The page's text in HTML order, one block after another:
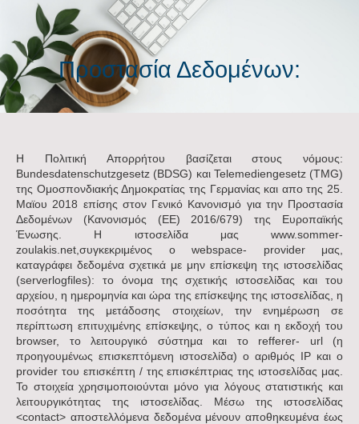
Προστασία Δεδομένων:
H Πολιτική Aπορρήτου βασίζεται στους νόμους:
Bundesdatenschutzgesetz (BDSG) και Telemediengesetz (TMG)
της Ομοσπονδιακής Δημοκρατίας της Γερμανίας και απο της 25.
Μαϊου 2018 επίσης στον Γενικό Κανονισμό για την Προστασία
Δεδομένων (Κανονισμός (ΕΕ) 2016/679) της Ευροπαϊκής
Ένωσης.
Η ιστοσελίδα μας www.sommer-
zoulakis.net,συγκεκριμένος ο webspace- provider μας,
καταγράφει δεδομένα σχετικά με μην επίσκεψη της ιστοσελίδας
(serverlogfiles): το όνομα της σχετικής ιστοσελίδας και του
αρχείου, η ημερομηνία και ώρα της επίσκεψης της ιστοσελίδας, η
ποσότητα της μετάδοσης στοιχείων, την ενημέρωση σε
περίπτωση επιτυχιμένης επίσκεψης, ο τύπος και η εκδοχή του
browser, το λειτουργικό σύστημα και το refferer- url (η
προηγουμένως επισκεπτόμενη ιστοσελίδα) o αριθμός IP και ο
provider του επισκέπτη / της επισκέπτριας της ιστοσελίδας μας.
Το στοιχεία χρησιμοποιούνται μόνο για λόγους στατιστικής και
λειτουργικότητας της ιστοσελίδας. Μέσω της ιστοσελίδας
<contact> αποστελλόμενα δεδομένα μένουν αποθηκευμένα έως